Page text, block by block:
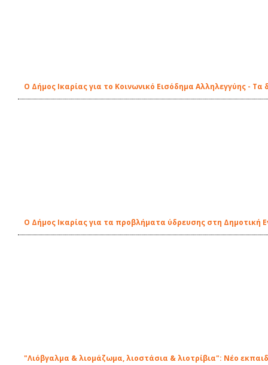
Ο Δήμος Ικαρίας για το Κοινωνικό Εισόδημα Αλληλεγγύης - Τα
Ο Δήμος Ικαρίας για τα προβλήματα ύδρευσης στη Δημοτική
"Λιόβγαλμα & λιομάζωμα, λιοστάσια & λιοτρίβια": Νέο